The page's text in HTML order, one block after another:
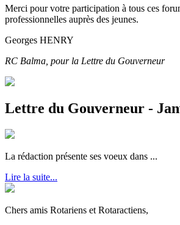
Merci pour votre participation à tous ces
professionnelles auprès des jeunes.
Georges HENRY
RC Balma, pour la Lettre du Gouverneur
Lettre du Gouverneur -
La rédaction présente ses voeux dans ...
Lire la suite...
Chers amis Rotariens et Rotaractiens,